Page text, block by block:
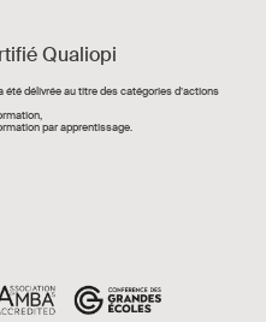
Qualiopi
été délivrée au titre des catégories d’actions
par apprentissage.